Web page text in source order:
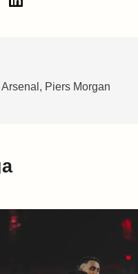
Arsenal, Piers Morgan